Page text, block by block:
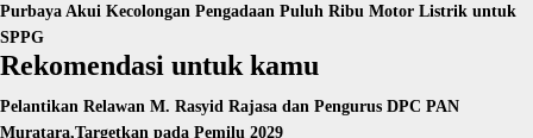
Purbaya Akui Kecolongan Pengadaan Puluh Ribu Motor Listrik untuk
SPPG
Rekomendasi untuk kamu
Pelantikan Relawan M. Rasyid Rajasa dan Pengurus DPC PAN
Muratara,Targetkan pada Pemilu 2029